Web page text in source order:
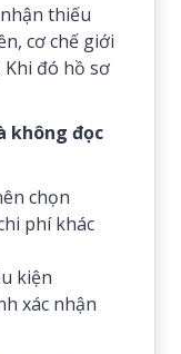
thiếu
cơ chế giới
đó hồ sơ
không đọc
chọn
phí khác
kiện
xác nhận